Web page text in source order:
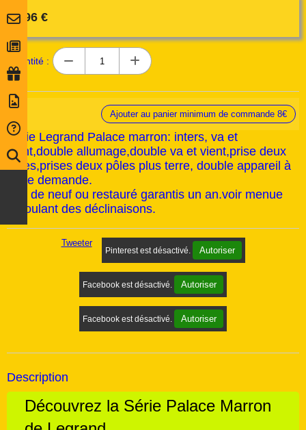
5,96 €
Quantité :
Ajouter au panier minimum de commande 8€
Série Legrand Palace marron: inters, va et
vient,double allumage,double va et vient,prise deux
pôles,prises deux pôles plus terre, double appareil à
votre demande.
état de neuf ou restauré garantis un an.voir menue
déroulant des déclinaisons.
Tweeter
Pinterest est désactivé. Autoriser
Facebook est désactivé. Autoriser
Facebook est désactivé. Autoriser
Description
Découvrez la Série Palace Marron